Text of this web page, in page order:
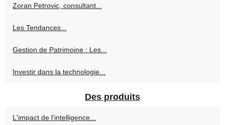
Zoran Petrovic, consultant...
Les Tendances...
Gestion de Patrimoine : Les...
Investir dans la technologie...
Des produits
L'impact de l'intelligence...